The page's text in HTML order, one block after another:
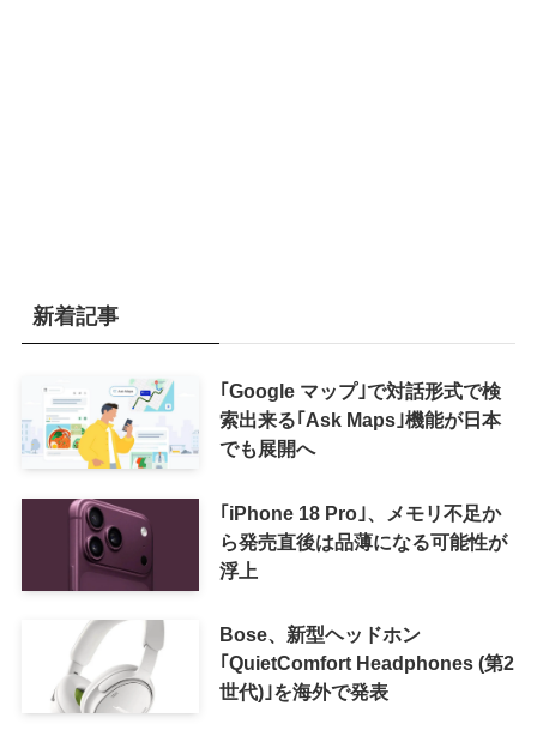
新着記事
｢Google マップ｣で対話形式で検
索出来る｢Ask Maps｣機能が日本
でも展開へ
｢iPhone 18 Pro｣、メモリ不足か
ら発売直後は品薄になる可能性が
浮上
Bose、新型ヘッドホン
｢QuietComfort Headphones (第2
世代)｣を海外で発表